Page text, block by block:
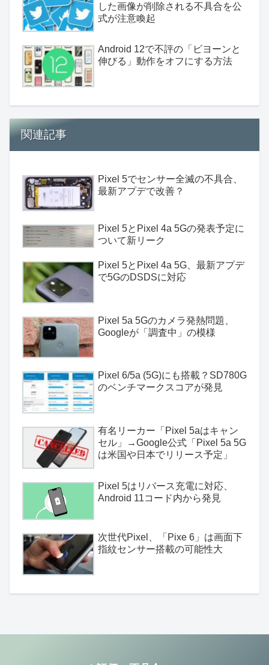
した画像が削除される不具合を公
式が注意喚起
Android 12で不評の「ビヨーンと
伸びる」動作をオフにする方法
関連記事
Pixel 5でセンサー全滅の不具合、
最新アプデで改善？
Pixel 5とPixel 4a 5Gの発表予定に
ついて新リーク
Pixel 5とPixel 4a 5G、最新アプデ
で5GのDSDSに対応
Pixel 5a 5Gのカメラ発熱問題、
Googleが「調査中」の模様
Pixel 6/5a (5G)にも搭載？SD780G
のベンチマークスコアが発見
有名リーカー「Pixel 5aはキャン
セル」→Google公式「Pixel 5a 5G
は米国や日本でリリース予定」
Pixel 5はリバース充電に対応、
Android 11コード内から発見
次世代Pixel、「Pixe 6」は画面下
指紋センサー搭載の可能性大